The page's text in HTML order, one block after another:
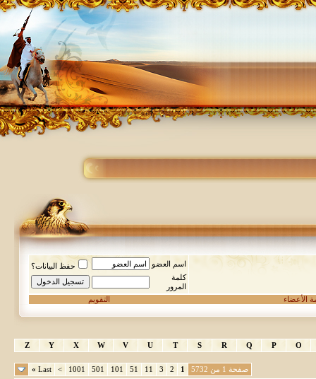
اسم العضو
حفظ البيانات؟
كلمة
المرور
الأعضاء
التقويم
O
P
Q
R
S
T
U
V
W
X
Y
Z
صفحة 1 من 5732 1
2
3
11
51
101
501
1001
>
Last
»